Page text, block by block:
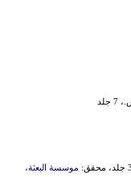
موسسة البعثة،